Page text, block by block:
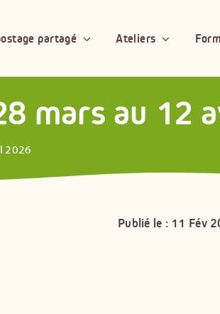
partagé Ateliers
mars au 12
2026
Publié le : 11 Fév